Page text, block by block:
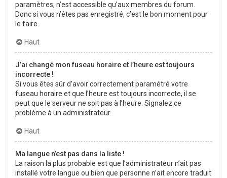
paramètres, n’est accessible qu’aux membres du forum.
Donc si vous n’êtes pas enregistré, c’est le bon moment pour
le faire.
Haut
J’ai changé mon fuseau horaire et l’heure est toujours
incorrecte !
Si vous êtes sûr d’avoir correctement paramétré votre
fuseau horaire et que l’heure est toujours incorrecte, il se
peut que le serveur ne soit pas à l’heure. Signalez ce
problème à un administrateur.
Haut
Ma langue n’est pas dans la liste !
La raison la plus probable est que l’administrateur n’ait pas
installé votre langue ou bien que personne n’ait encore traduit